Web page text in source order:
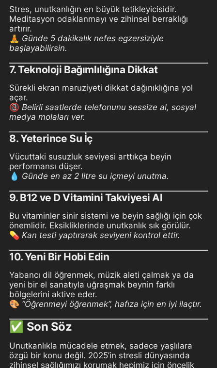
Stres, unutkanlığın en büyük tetikleyicisidir.
Meditasyon odaklanmayı ve zihinsel berraklığı
artırır.
🧘 Günde 5 dakikalık nefes egzersiziyle
başlayabilirsin.
7.Teknoloji Bağımlılığına Dikkat
Sürekli ekran maruziyeti dikkat dağınıklığına yol
açar.
📵 Belirli saatlerde telefonunu sessize al, sosyal
medya molaları ver.
8.Yeterince Su İç
Vücuttaki susuzluk seviyesi arttıkça beyin
performansı düşer.
💧 Günde en az 2 litre su içmeyi unutma.
9. B12 ve D Vitamini Takviyesi Al
Bu vitaminler sinir sistemi ve beyin sağlığı için çok
önemlidir. Eksikliklerinde unutkanlık sık görülür.
💊 Kan testi yaptırarak seviyeni kontrol ettir.
10.Yeni Bir Hobi Edin
Yabancı dil öğrenmek, müzik aleti çalmak ya da
yeni bir el sanatıyla uğraşmak beynin farklı
bölgelerini aktive eder.
🎨 “Öğrenmeyi öğrenmek”, hafıza için en iyi ilaçtır.
✅ Son Söz
Unutkanlıkla mücadele etmek, sadece yaşlılara
özgü bir konu değil. 2025’in stresli dünyasında
zihinsel sağlığımızı korumak hepimiz için öncelik